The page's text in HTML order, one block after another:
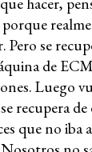
Pero se
de
Luego
recupera de
que no iba